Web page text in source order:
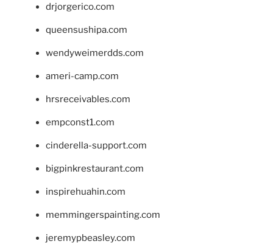
drjorgerico.com
queensushipa.com
wendyweimerdds.com
ameri-camp.com
hrsreceivables.com
empconst1.com
cinderella-support.com
bigpinkrestaurant.com
inspirehuahin.com
memmingerspainting.com
jeremypbeasley.com